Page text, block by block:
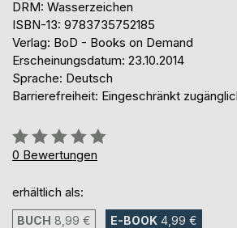
DRM: Wasserzeichen
ISBN-13: 9783735752185
Verlag: BoD - Books on Demand
Erscheinungsdatum: 23.10.2014
Sprache: Deutsch
Barrierefreiheit: Eingeschränkt
Bewertung::
0%
0 Bewertungen
erhältlich als:
BUCH 8,99 € E-BOOK 4,99 €